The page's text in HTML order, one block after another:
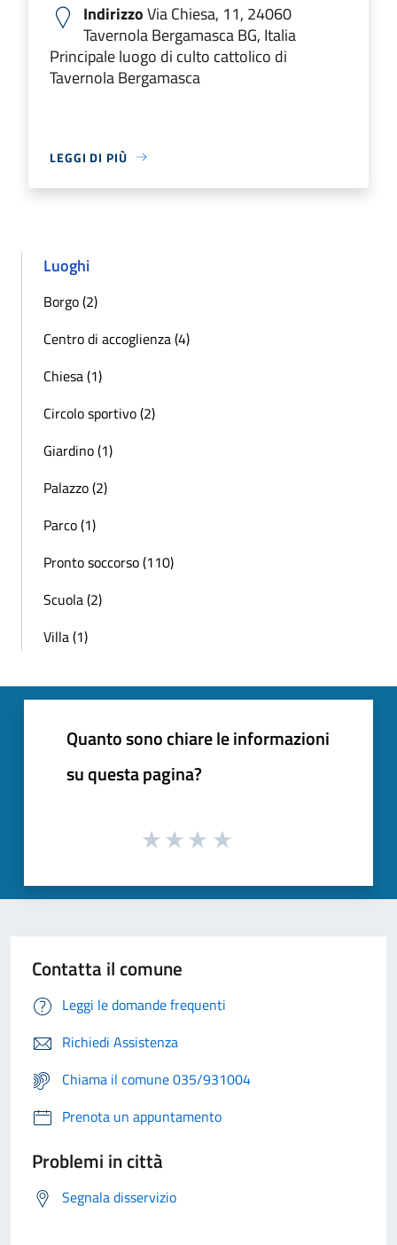
IndirizzoVia Chiesa, 11, 24060
Tavernola Bergamasca BG, Italia
Principale luogo di culto cattolico di
Tavernola Bergamasca
LEGGI DI PIÙ
Luoghi
Borgo (2)
Centro di accoglienza (4)
Chiesa (1)
Circolo sportivo (2)
Giardino (1)
Palazzo (2)
Parco (1)
Pronto soccorso (110)
Scuola (2)
Villa (1)
Quanto sono chiare le informazioni
su questa pagina?
Contatta il comune
Leggi le domande frequenti
Richiedi Assistenza
Chiama il comune 035/931004
Prenota un appuntamento
Problemi in città
Segnala disservizio